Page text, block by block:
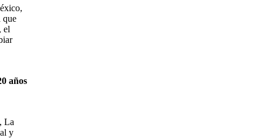
que
el
años
La
y